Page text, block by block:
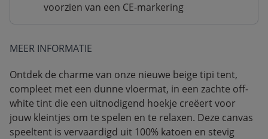
voorzien van een CE-markering
MEER INFORMATIE
Ontdek de charme van onze nieuwe beige tipi tent,
compleet met een dunne vloermat, in een zachte off-
white tint die een uitnodigend hoekje creëert voor
jouw kleintjes om te spelen en te relaxen. Deze canvas
speeltent is vervaardigd uit 100% katoen en stevig